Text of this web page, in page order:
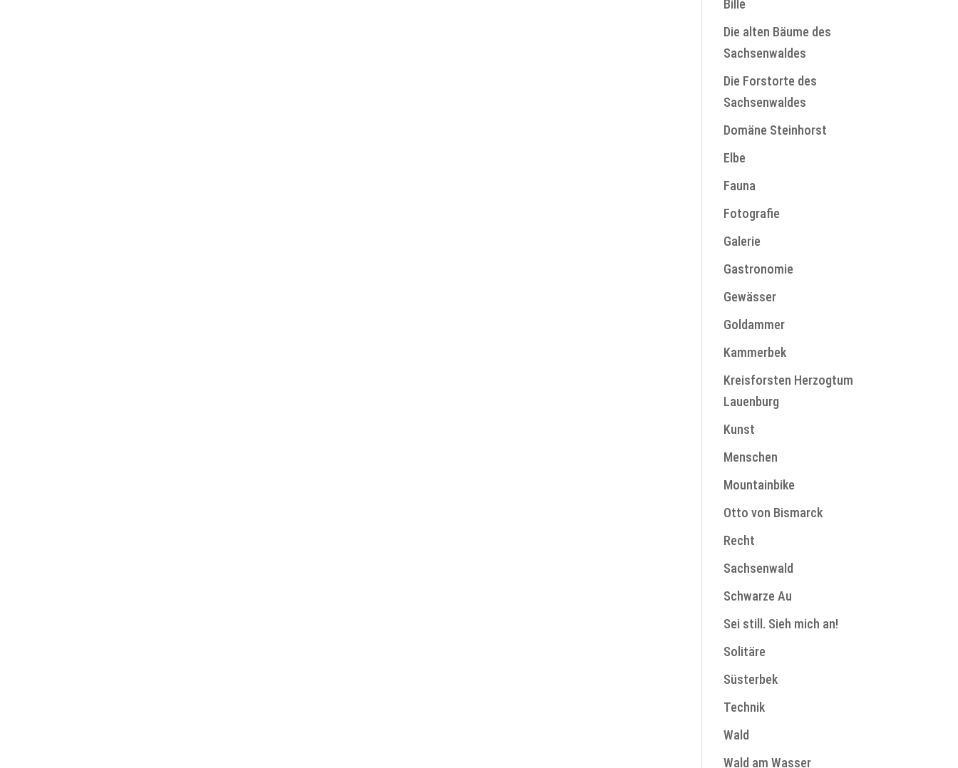
Bille
Die alten Bäume des
Sachsenwaldes
Die Forstorte des
Sachsenwaldes
Domäne Steinhorst
Elbe
Fauna
Fotografie
Galerie
Gastronomie
Gewässer
Goldammer
Kammerbek
Kreisforsten Herzogtum
Lauenburg
Kunst
Menschen
Mountainbike
Otto von Bismarck
Recht
Sachsenwald
Schwarze Au
Sei still. Sieh mich an!
Solitäre
Süsterbek
Technik
Wald
Wald am Wasser